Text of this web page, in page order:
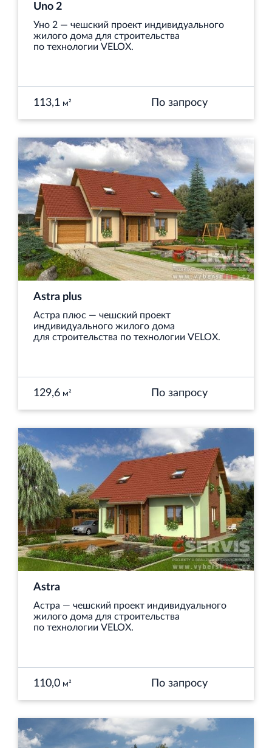
Uno 2
Уно 2 — чешский проект индивидуального
жилого дома для строительства
по технологии VELOX.
113,1 м² По запросу
Astra plus
Астра плюс — чешский проект
индивидуального жилого дома
для строительства по технологии VELOX.
129,6 м² По запросу
Astra
Астра — чешский проект индивидуального
жилого дома для строительства
по технологии VELOX.
110,0 м² По запросу